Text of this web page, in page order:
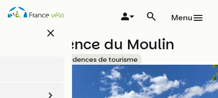
Aller
au
close
Menu
La Résidence du Moulin
Résidences de tourisme